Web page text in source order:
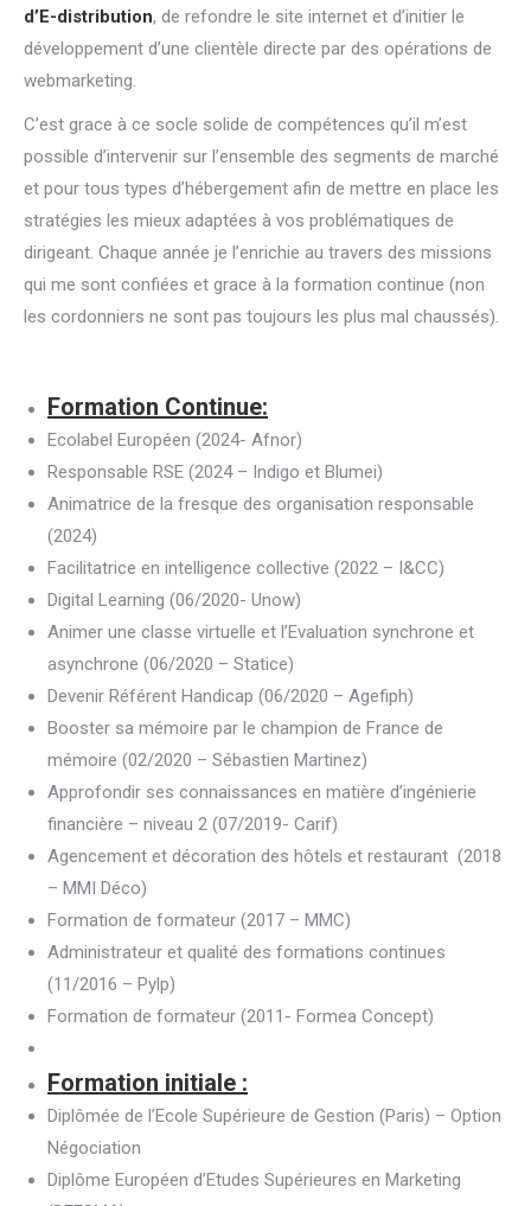
d’E-distribution, de refondre le site internet et d’initier le
développement d’une clientèle directe par des opérations de
webmarketing.
C’est grace à ce socle solide de compétences qu’il m’est
possible d’intervenir sur l’ensemble des segments de marché
et pour tous types d’hébergement afin de mettre en place les
stratégies les mieux adaptées à vos problématiques de
dirigeant. Chaque année je l’enrichie au travers des missions
qui me sont confiées et grace à la formation continue (non
les cordonniers ne sont pas toujours les plus mal chaussés).
Formation Continue:
Ecolabel Européen (2024- Afnor)
Responsable RSE (2024 – Indigo et Blumei)
Animatrice de la fresque des organisation responsable
(2024)
Facilitatrice en intelligence collective (2022 – I&CC)
Digital Learning (06/2020- Unow)
Animer une classe virtuelle et l’Evaluation synchrone et
asynchrone (06/2020 – Statice)
Devenir Référent Handicap (06/2020 – Agefiph)
Booster sa mémoire par le champion de France de
mémoire (02/2020 – Sébastien Martinez)
Approfondir ses connaissances en matière d’ingénierie
financière – niveau 2 (07/2019- Carif)
Agencement et décoration des hôtels et restaurant (2018
– MMI Déco)
Formation de formateur (2017 – MMC)
Administrateur et qualité des formations continues
(11/2016 – Pylp)
Formation de formateur (2011- Formea Concept)
Formation initiale :
Diplômée de l’Ecole Supérieure de Gestion (Paris) – Option
Négociation
Diplôme Européen d’Etudes Supérieures en Marketing